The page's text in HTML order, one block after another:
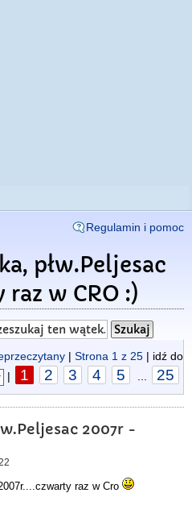
Regulamin i pomoc
płw.Peljesac
w CRO :)
| Strona 1 z 25 | idź do
| 1 2 3 4 5 25
2007r -
raz w Cro